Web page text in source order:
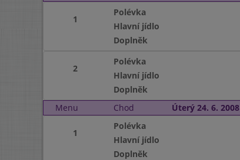
1
Polévka
Hlavní jídlo
Doplněk
2
Polévka
Hlavní jídlo
Doplněk
Menu
Chod Úterý 24. 6. 2008
1
Polévka
Hlavní jídlo
Doplněk